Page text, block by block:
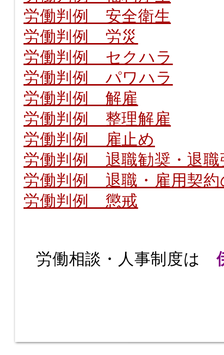
労働判例 安全衛生
労働判例 労災
労働判例 セクハラ
労働判例 パワハラ
労働判例 解雇
労働判例 整理解雇
労働判例 雇止め
労働判例 退職勧奨・退職
労働判例 退職・雇用契約
労働判例 懲戒
労働相談・人事制度は